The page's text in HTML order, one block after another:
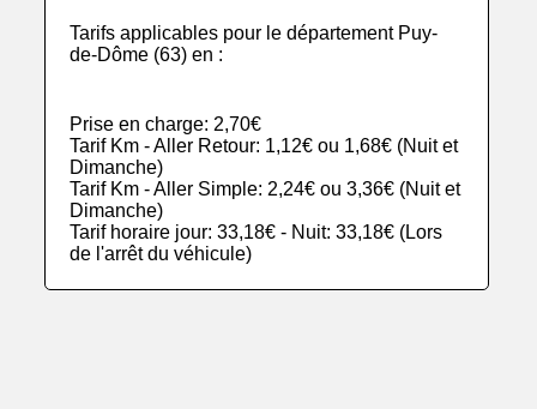
Tarifs applicables pour le département Puy-
de-Dôme (63) en :
Prise en charge: 2,70€
Tarif Km - Aller Retour: 1,12€ ou 1,68€ (Nuit et
Dimanche)
Tarif Km - Aller Simple: 2,24€ ou 3,36€ (Nuit et
Dimanche)
Tarif horaire jour: 33,18€ - Nuit: 33,18€ (Lors
de l'arrêt du véhicule)